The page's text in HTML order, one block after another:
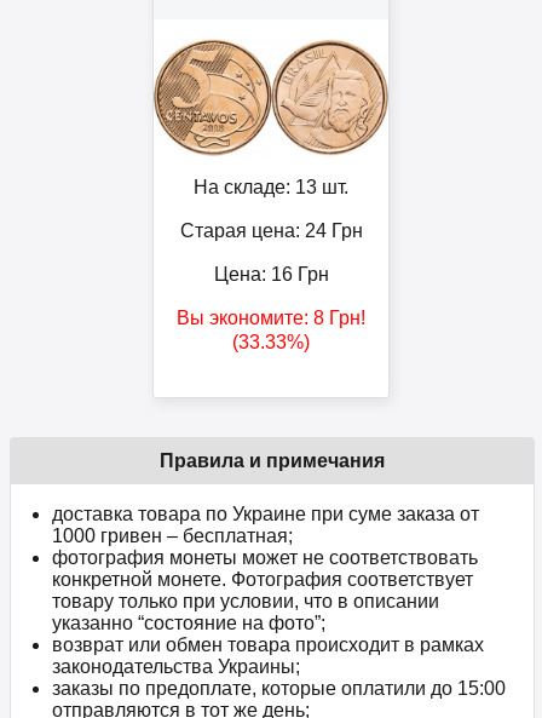
На складе: 13 шт.
Старая цена: 24Грн
Цена: 16Грн
Вы экономите: 8 Грн!
(33.33%)
Правила и примечания
доставка товара по Украине при суме заказа от
1000 гривен – бесплатная;
фотография монеты может не соответствовать
конкретной монете. Фотография соответствует
товару только при условии, что в описании
указанно “состояние на фото”;
возврат или обмен товара происходит в рамках
законодательства Украины;
заказы по предоплате, которые оплатили до 15:00
отправляются в тот же день;